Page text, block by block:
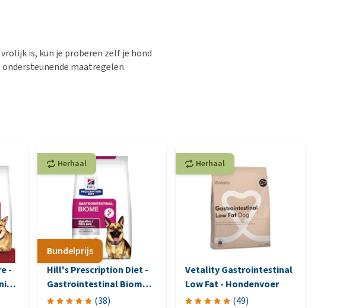
is, kun je proberen zelf je hond
maatregelen.
-
Bundelprijs
Herhaal
Hill's Prescription Diet -
Gastrointestinal Biome -
Hondenvoer
(38)
Herhaal
Vetality Gastrointestinal
Low Fat - Hondenvoer
(49)